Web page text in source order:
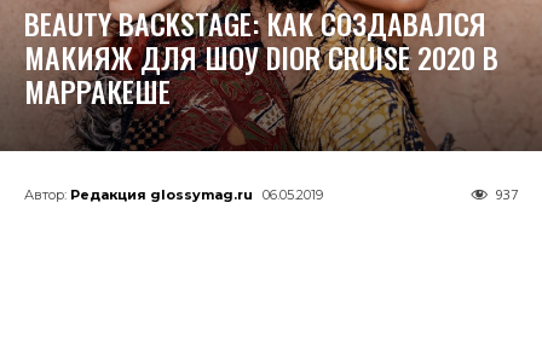
BEAUTY BACKSTAGE: КАК СОЗДАВАЛСЯ
МАКИЯЖ ДЛЯ ШОУ DIOR CRUISE 2020 В
МАРРАКЕШЕ
Автор: Редакция glossymag.ru 06.05.2019 937